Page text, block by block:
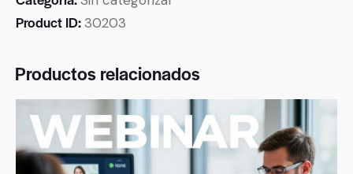
Product ID:30203
Productos relacionados